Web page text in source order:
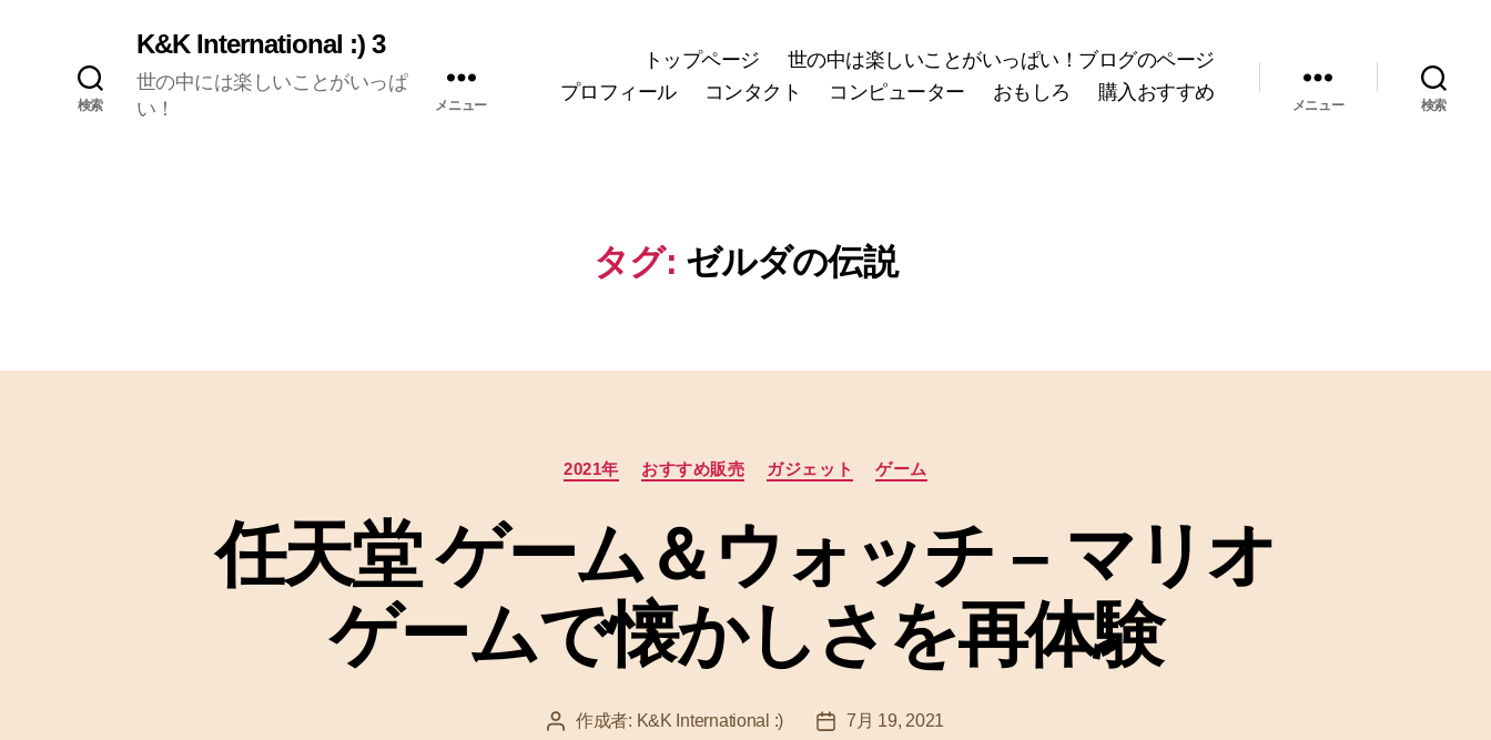
検索
K&K International :) 3
世の中には楽しいことがいっぱ
い！
メニュー
トップページ
世の中は楽しいことがいっぱい！ブログのページ
プロフィール
コンタクト コンピューター おもしろ 購入おすすめ
メニュー 検索
タグ: ゼルダの伝説
リ
ー
2021年 おすすめ販売 ガジェット ゲーム
任天堂 ゲーム＆ウォッチ – マリオ
ゲームで懐かしさを再体験
投 作成者: K&K International :)
投
7月 19, 2021